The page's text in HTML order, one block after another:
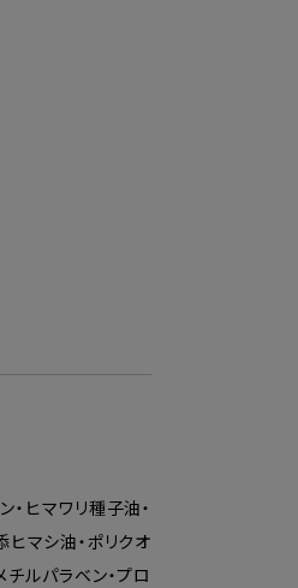
ヒマワリ種子油・
マシ油・ポリクオ
チルパラベン・プロ